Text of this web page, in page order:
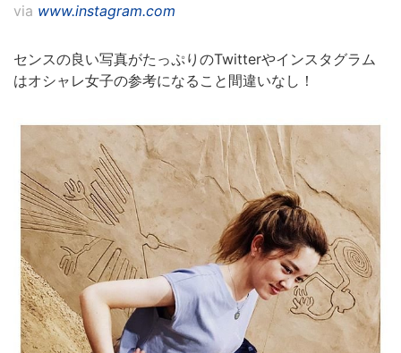
via www.instagram.com
センスの良い写真がたっぷりのTwitterやインスタグラム
はオシャレ女子の参考になること間違いなし！